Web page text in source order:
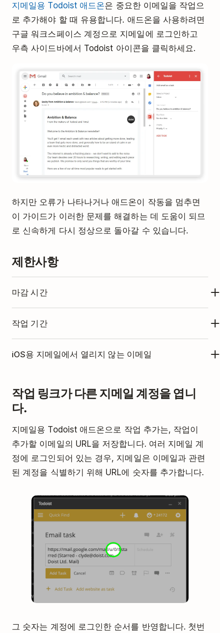
지메일용 Todoist 애드온은 중요한 이메일을 작업으
로 추가해야 할 때 유용합니다. 애드온을 사용하려면
구글 워크스페이스 계정으로 지메일에 로그인하고
우측 사이드바에서 Todoist 아이콘을 클릭하세요.
하지만 오류가 나타나거나 애드온이 작동을 멈추면
이 가이드가 이러한 문제를 해결하는 데 도움이 되므
로 신속하게 다시 정상으로 돌아갈 수 있습니다.
제한사항
마감 시간
00:00을 추가합니다. 애드온을 자정에 두면 해
이는 구글 시간 선택기의 제한사항입니다.
설정하는 경우, Todoist는 작업에 마감 시간을
작업 기간
지메일 애드온에 숨겨져 있습니다.
기간을 설정하면 애드온이 작업 기간을 무시합
iOS용 지메일에서 열리지 않는 이메일
지메일에서 직접 열 수 없습니다. 작업과 연결된 이메
일을 탭하면 iOS용 사파리에서 새 브라우저 탭이 열
작업 링크가 다른 지메일 계정을 엽니
다.
지메일용 Todoist 애드온으로 작업 추가는, 작업이
추가할 이메일의 URL을 저장합니다. 여러 지메일 계
정에 로그인되어 있는 경우, 지메일은 이메일과 관련
된 계정을 식별하기 위해 URL에 숫자를 추가합니다.
그 숫자는 계정에 로그인한 순서를 반영합니다. 첫번